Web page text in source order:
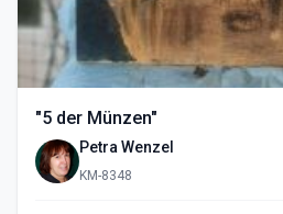
"5 der Münzen"
Petra Wenzel
KM-8348